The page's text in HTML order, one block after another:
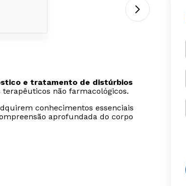
e tratamento de distúrbios
não farmacológicos.
conhecimentos essenciais
aprofundada do corpo